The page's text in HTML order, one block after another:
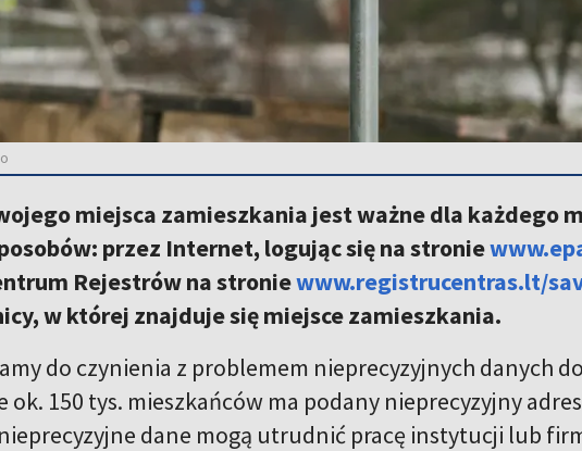
miejsca zamieszkania jest ważne dla każdego
przez Internet, logując się na stronie
Rejestrów na stroniewww.registrucentras.lt/
w której znajduje się miejsce zamieszkania.
do czynienia z problemem nieprecyzyjnych danych
ok. 150 tys. mieszkańców ma podany nieprecyzyjny
dane mogą utrudnić pracę instytucji lub